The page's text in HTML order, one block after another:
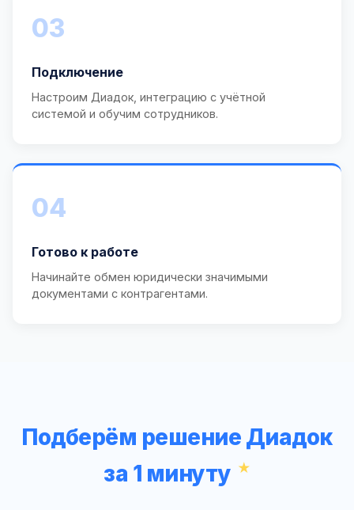
03
Подключение
Настроим Диадок, интеграцию с учётной
системой и обучим сотрудников.
04
Готово к работе
Начинайте обмен юридически значимыми
документами с контрагентами.
Подберём решение Диадок
за 1 минуту